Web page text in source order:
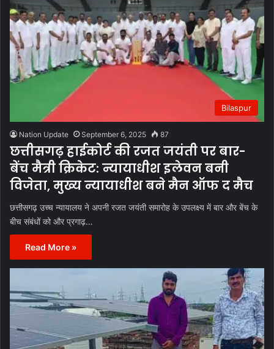
Bilaspur
Nation Update September 6, 2025 87
छत्तीसगढ़ हाईकोर्ट की रजत जयंती पर बार-
बेंच मैत्री क्रिकेट: न्यायाधीश इलेवन बनी
विजेता, मुख्य न्यायाधीश बने मैन ऑफ द मैच
छत्तीसगढ़ उच्च न्यायालय ने अपनी रजत जयंती समारोह के उपलक्ष्य में बार और बेंच के
बीच संबंधों को और प्रगाढ़…
Read More »